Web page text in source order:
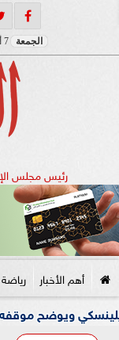
الجمعة 7 أغسطس 2026
رئيس مجلس
أهم الأخبار رياضة
موقفه من